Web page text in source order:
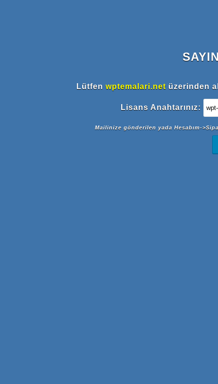
Lütfenwptemalari.net üzerinden
Lisans Anahtarınız:
Mailinize gönderilen yada Hesabım-